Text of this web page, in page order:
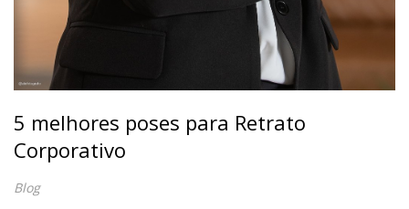
5 melhores poses para Retrato
Corporativo
Blog